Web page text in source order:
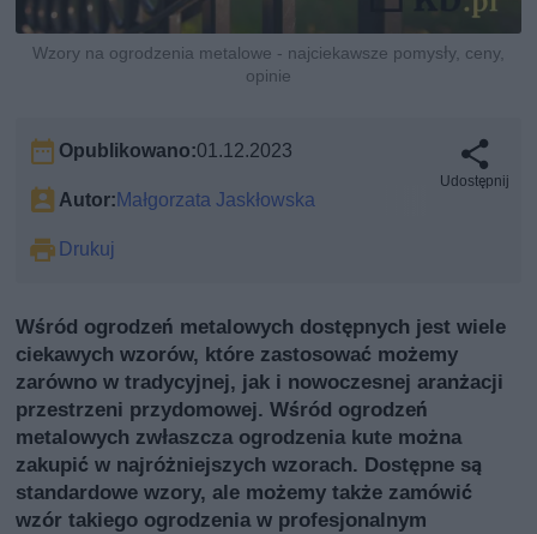
Wzory na ogrodzenia metalowe - najciekawsze pomysły, ceny,
opinie
Opublikowano:01.12.2023
Autor: Małgorzata Jaskłowska
Drukuj
Udostępnij
Wśród ogrodzeń metalowych dostępnych jest wiele
ciekawych wzorów, które zastosować możemy
zarówno w tradycyjnej, jak i nowoczesnej aranżacji
przestrzeni przydomowej. Wśród ogrodzeń
metalowych zwłaszcza ogrodzenia kute można
zakupić w najróżniejszych wzorach. Dostępne są
standardowe wzory, ale możemy także zamówić
wzór takiego ogrodzenia w profesjonalnym